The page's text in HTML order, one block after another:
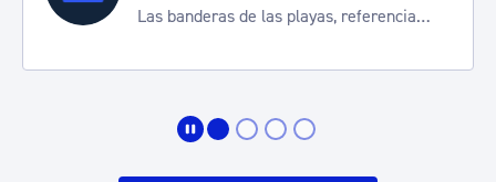
Las banderas de las playas, referencia